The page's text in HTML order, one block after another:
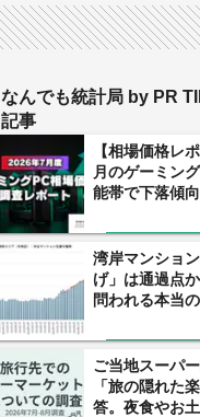
なんでも統計局 by PR
記事
【相場価格レ
月のゲーミン
能帯で下落傾
湾岸マンショ
げ」は通過点
問われる本当
ご当地スーパ
「旅の隠れた
答。夜食やお